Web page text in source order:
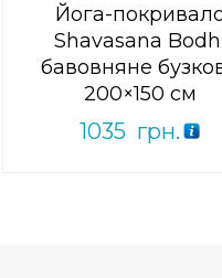
Йога-
Shavasana
бавовняне
200×150 см
1035 грн.